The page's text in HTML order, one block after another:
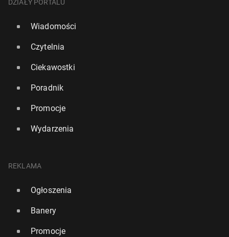
DZIAŁY PORTALU
Wiadomości
Czytelnia
Ciekawostki
Poradnik
Promocje
Wydarzenia
REKLAMA
Ogłoszenia
Banery
Promocje